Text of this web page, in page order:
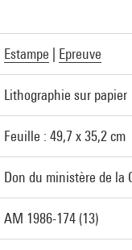
Estampe Epreuve
Lithographie sur papier
Feuille : 49,7 x 35,2 cm
Don du ministère de la
AM 1986-174 (13)